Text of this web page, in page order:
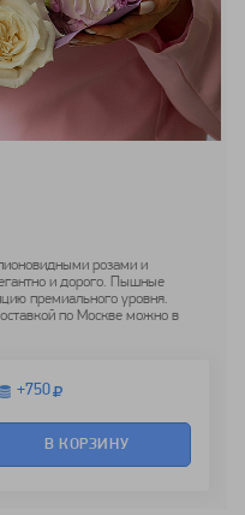
розами и
и дорого. Пышные
премиального уровня.
по Москве можно в
+750
В КОРЗИНУ